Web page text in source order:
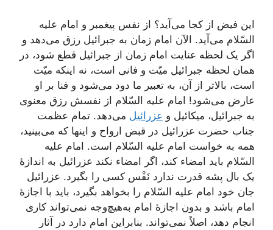
این فیض از کجا می‌آید؟ از نفس پیغمبر و امام علیه
السّلام می‌آید. الآن امام زمان به جبرائیل رزق می‌دهد و
اگر یک لحظه عنایت امام زمان از جبرائیل قطع شود، در
همان لحظه جبرائیل میّت و فانی است، نه اینکه میّت
است، بالاتر از آن، به تعبیر ما دود می‌شود و فنا بر او
عارض می‌شود! امام علیه السّلام از نفسش رزق معنوی
به جبرائیل، میکائیل و عزرائیل می‌دهد. تمام عظمت
جناب حضرت عزرائیل در قبض ارواح و اینها که می‌بینید،
همه به خواست امام علیه السّلام است. امام علیه
السّلام باید امضاء کند، اگر امضاء نکند عزرائیل به اندازۀ
یک بال پشه قدرت ندارد نَفْس کسی را بگیرد. عزرائیل
جان خود امام علیه السّلام را بخواهد بگیرد، باید با اجازۀ
امام باشد و بدون اجازۀ امام به‌هیچ‌وجه نمی‌تواند کاری
انجام دهد، اصلاً نمی‌تواند. بنابراین امام دارد در آثار